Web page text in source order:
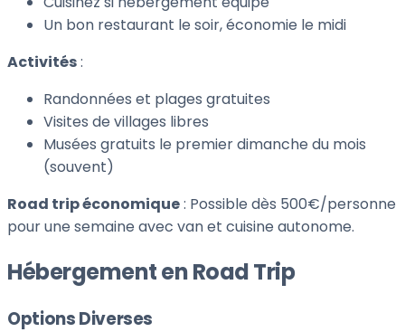
Un bon restaurant le soir, économie le midi
Activités:
Randonnées et plages gratuites
Visites de villages libres
Musées gratuits le premier dimanche du mois
(souvent)
Road trip économique: Possible dès 500€/personne
pour une semaine avec van et cuisine autonome.
Hébergement en Road Trip
Options Diverses